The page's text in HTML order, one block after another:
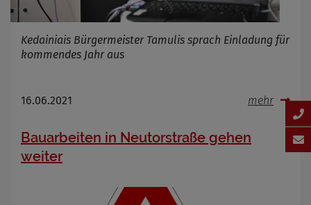
Kedainiais Bürgermeister Tamulis sprach Einladung für
kommendes Jahr aus
16.06.2021 mehr
Bauarbeiten in Neutorstraße gehen
weiter